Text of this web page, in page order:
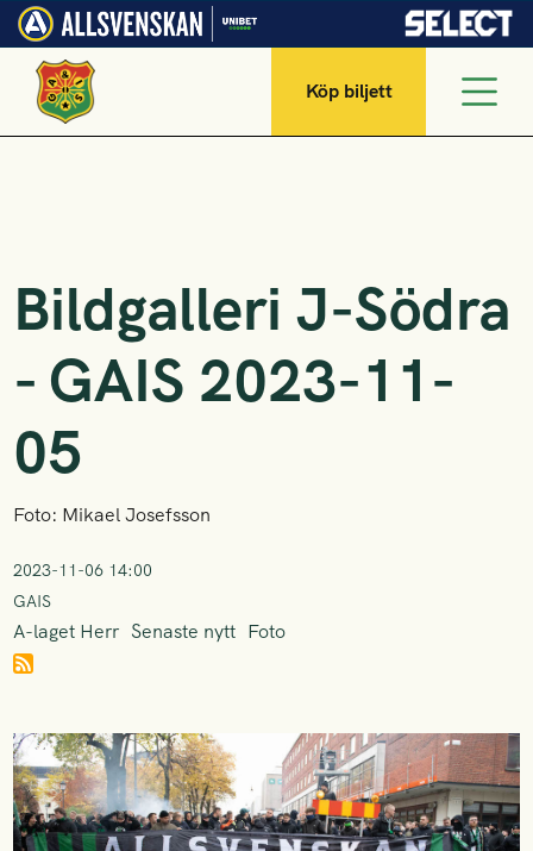
Köp biljett
Bildgalleri J-Södra
- GAIS 2023-11-
05
Foto: Mikael Josefsson
2023-11-06 14:00
GAIS
A-laget Herr Senaste nytt Foto